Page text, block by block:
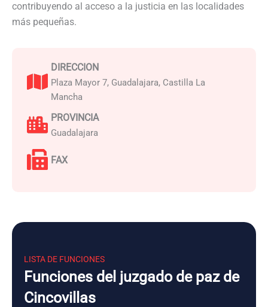
contribuyendo al acceso a la justicia en las localidades
más pequeñas.
DIRECCION
Plaza Mayor 7, Guadalajara, Castilla La
Mancha
PROVINCIA
Guadalajara
FAX
LISTA DE FUNCIONES
Funciones del juzgado de paz de
Cincovillas